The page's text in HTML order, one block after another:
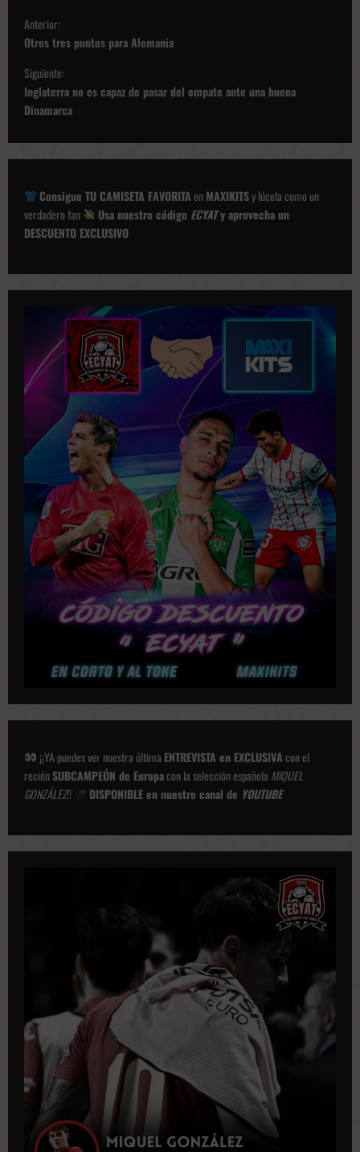
N
a
v
e
g
a
c
i
ó
n
e
b
l
c
a
c
i
n
Anterior:
Otros tres puntos para Alemania
Siguiente:
Inglaterra no es capaz de pasar del empate ante una buena
Dinamarca
Consigue TU CAMISETA FAVORITAenMAXIKITSy lúcela como un
verdadero fan
Usa nuestro código ECYATy aprovecha un
DESCUENTO EXCLUSIVO
¡¡YA puedes ver nuestra última ENTREVISTA en EXCLUSIVAcon el
reciénSUBCAMPEÓN de Europacon la selección española MIQUEL
GONZÁLEZ!! DISPONIBLE en nuestro canal de YOUTUBE